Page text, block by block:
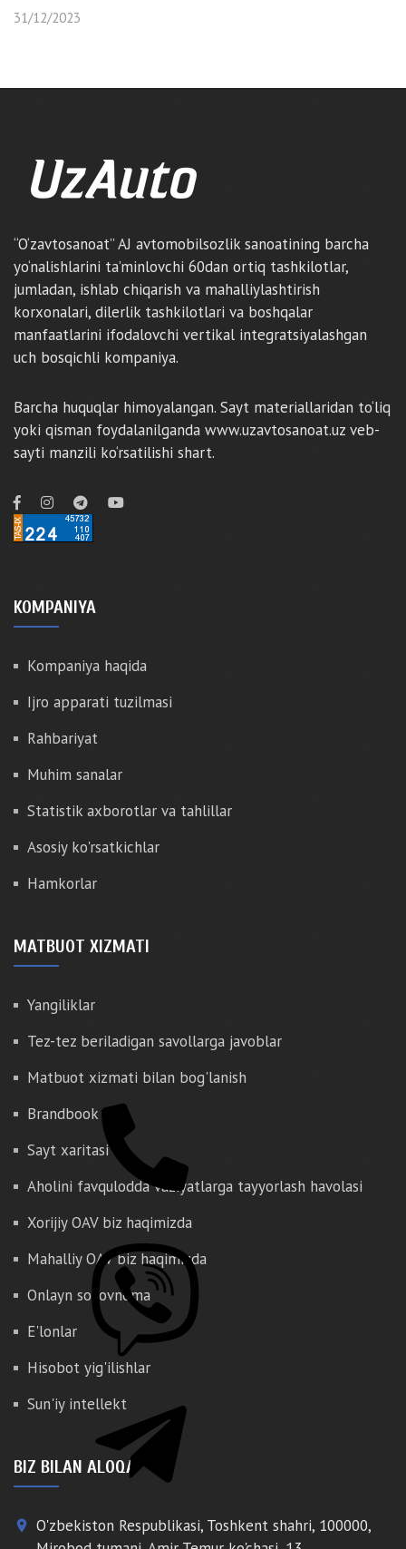
31/12/2023
“O‘zavtosanoat” AJ avtomobilsozlik sanoatining barcha
yo‘nalishlarini ta’minlovchi 60dan ortiq tashkilotlar,
jumladan, ishlab chiqarish va mahalliylashtirish
korxonalari, dilerlik tashkilotlari va boshqalar
manfaatlarini ifodalovchi vertikal integratsiyalashgan
uch bosqichli kompaniya.
Barcha huquqlar himoyalangan. Sayt materiallaridan to‘liq
yoki qisman foydalanilganda www.uzavtosanoat.uz veb-
sayti manzili ko‘rsatilishi shart.
KOMPANIYA
Kompaniya haqida
Ijro apparati tuzilmasi
Rahbariyat
Muhim sanalar
Statistik axborotlar va tahlillar
Asosiy ko'rsatkichlar
Hamkorlar
MATBUOT XIZMATI
Yangiliklar
Tez-tez beriladigan savollarga javoblar
Matbuot xizmati bilan bog'lanish
Brandbook
Sayt xaritasi
Aholini favqulodda vaziyatlarga tayyorlash havolasi
Xorijiy OAV biz haqimizda
Mahalliy OAV biz haqimizda
Onlayn so'rovnoma
E'lonlar
Hisobot yig'ilishlar
Sun'iy intellekt
BIZ BILAN ALOQA
place O'zbekiston Respublikasi, Toshkent shahri, 100000,